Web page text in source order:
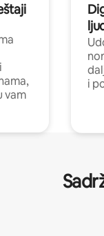
vam
i